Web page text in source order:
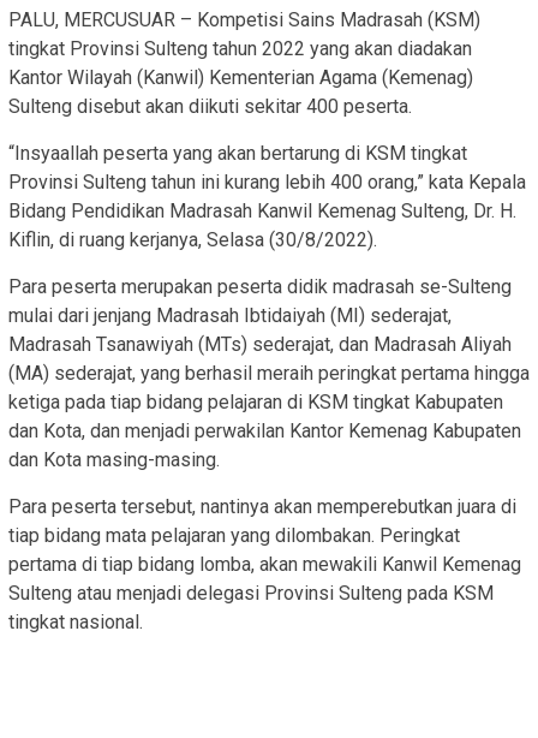
PALU, MERCUSUAR – Kompetisi Sains Madrasah (KSM)
tingkat Provinsi Sulteng tahun 2022 yang akan diadakan
Kantor Wilayah (Kanwil) Kementerian Agama (Kemenag)
Sulteng disebut akan diikuti sekitar 400 peserta.
“Insyaallah peserta yang akan bertarung di KSM tingkat
Provinsi Sulteng tahun ini kurang lebih 400 orang,” kata Kepala
Bidang Pendidikan Madrasah Kanwil Kemenag Sulteng, Dr. H.
Kiflin, di ruang kerjanya, Selasa (30/8/2022).
Para peserta merupakan peserta didik madrasah se-Sulteng
mulai dari jenjang Madrasah Ibtidaiyah (MI) sederajat,
Madrasah Tsanawiyah (MTs) sederajat, dan Madrasah Aliyah
(MA) sederajat, yang berhasil meraih peringkat pertama hingga
ketiga pada tiap bidang pelajaran di KSM tingkat Kabupaten
dan Kota, dan menjadi perwakilan Kantor Kemenag Kabupaten
dan Kota masing-masing.
Para peserta tersebut, nantinya akan memperebutkan juara di
tiap bidang mata pelajaran yang dilombakan. Peringkat
pertama di tiap bidang lomba, akan mewakili Kanwil Kemenag
Sulteng atau menjadi delegasi Provinsi Sulteng pada KSM
tingkat nasional.